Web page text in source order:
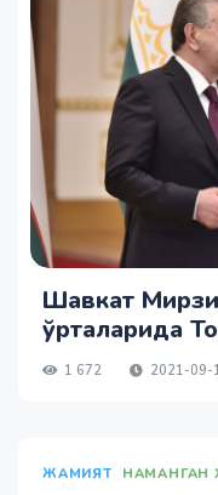
Шавкат
ўрталарида
1 672 2021-09-
ЖАМИЯТ НАМАНГАН